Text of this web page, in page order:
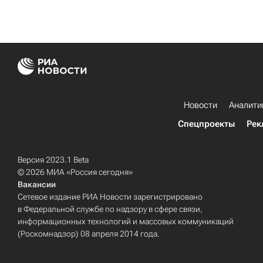
Новости
Спецпроекты
Версия 2023.1 Beta
© 2026 МИА «Россия сегодня»
Вакансии
Сетевое издание РИА Новости зарегистрировано
в Федеральной службе по надзору в сфере связи,
информационных технологий и массовых коммуникаций
(Роскомнадзор) 08 апреля 2014 года.